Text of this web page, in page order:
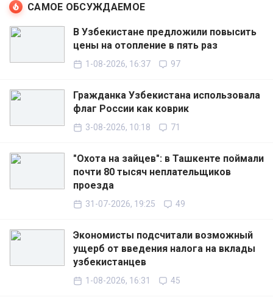
САМОЕ ОБСУЖДАЕМОЕ
В Узбекистане предложили повысить
цены на отопление в пять раз
1-08-2026, 16:37 97
Гражданка Узбекистана использовала
флаг России как коврик
3-08-2026, 10:18 71
"Охота на зайцев": в Ташкенте поймали
почти 80 тысяч неплательщиков
проезда
31-07-2026, 19:25 49
Экономисты подсчитали возможный
ущерб от введения налога на вклады
узбекистанцев
1-08-2026, 16:31 45